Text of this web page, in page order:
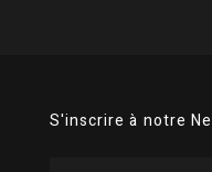
S'inscrire à notre